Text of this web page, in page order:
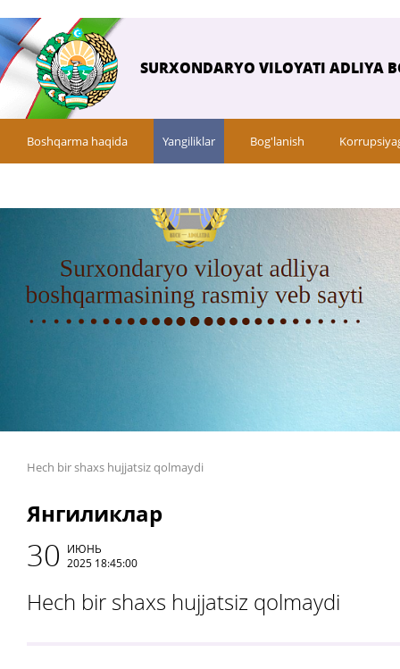
SURXONDARYO VILOYATI ADLIYA
Boshqarma haqida Yangiliklar Bog'lanish
Hech bir shaxs hujjatsiz qolmaydi
Янгиликлар
30 ИЮНЬ
2025 18:45:00
Hech bir shaxs hujjatsiz qolmaydi